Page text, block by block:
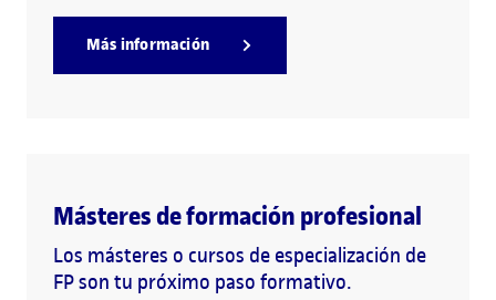
Más información
Másteres de formación profesional
Los másteres o cursos de especialización de
FP son tu próximo paso formativo.